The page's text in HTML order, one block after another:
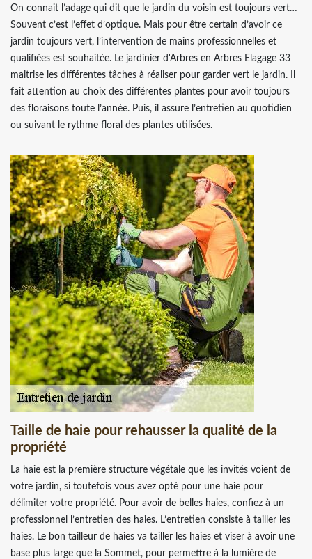
On connait l’adage qui dit que le jardin du voisin est toujours vert…
Souvent c’est l’effet d’optique. Mais pour être certain d’avoir ce
jardin toujours vert, l’intervention de mains professionnelles et
qualifiées est souhaitée. Le jardinier d'Arbres en Arbres Elagage 33
maitrise les différentes tâches à réaliser pour garder vert le jardin. Il
fait attention au choix des différentes plantes pour avoir toujours
des floraisons toute l’année. Puis, il assure l’entretien au quotidien
ou suivant le rythme floral des plantes utilisées.
Taille de haie pour rehausser la qualité de la
propriété
La haie est la première structure végétale que les invités voient de
votre jardin, si toutefois vous avez opté pour une haie pour
délimiter votre propriété. Pour avoir de belles haies, confiez à un
professionnel l’entretien des haies. L’entretien consiste à tailler les
haies. Le bon tailleur de haies va tailler les haies et viser à avoir une
base plus large que la Sommet, pour permettre à la lumière de